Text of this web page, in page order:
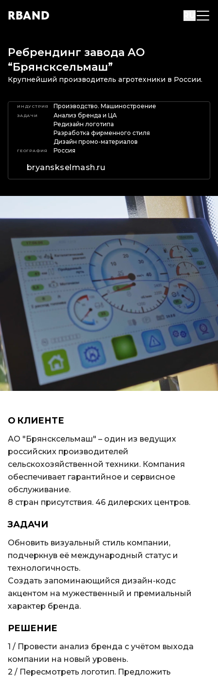
RBAND
Ребрендинг завода АО
“Брянсксельмаш”
Крупнейший производитель агротехники в России.
ИНДУСТРИЯ Производство. Машиностроение
ЗАДАЧИ
Анализ бренда и ЦА
Редизайн логотипа
Разработка фирменного стиля
Дизайн промо-материалов
ГЕОГРАФИЯ Россия
bryanskselmash.ru
О КЛИЕНТЕ
АО "Брянсксельмаш" – один из ведущих
российских производителей
сельскохозяйственной техники. Компания
обеспечивает гарантийное и сервисное
обслуживание.
8 стран присутствия. 46 дилерских центров.
ЗАДАЧИ
Обновить визуальный стиль компании,
подчеркнув её международный статус и
технологичность.
Создать запоминающийся дизайн-кодс
акцентом на мужественный и премиальный
характер бренда.
РЕШЕНИЕ
1 / Провести анализ бренда с учётом выхода
компании на новый уровень.
2 / Пересмотреть логотип. Предложить